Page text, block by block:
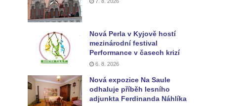
Nová Perla v Kyjově hostí
mezinárodní festival
Performance v časech krizí
6. 8. 2026
Nová expozice Na Saule
odhaluje příběh lesního
adjunkta Ferdinanda Náhlíka